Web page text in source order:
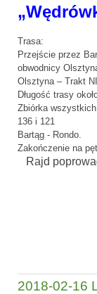
Trasa:
Przejście przez
obwodnicy
Olsztyna – Trakt
Długość trasy
Zbiórka wszystkich
136 i 121
Bartąg - Rondo.
Zakończenie na
Rajd
2018-02-16